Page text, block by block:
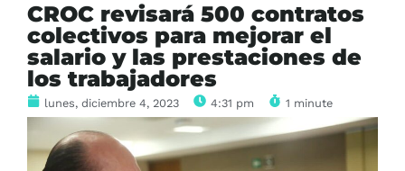
CROC revisará 500 contratos
colectivos para mejorar el
salario y las prestaciones de
los trabajadores
lunes, diciembre 4, 2023 4:31 pm 1 minute